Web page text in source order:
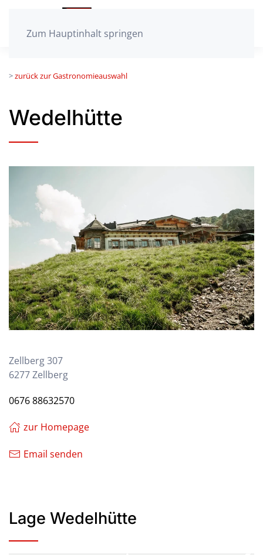
Zum Hauptinhalt springen
>zurück zur Gastronomieauswahl
Wedelhütte
Zellberg 307
6277 Zellberg
0676 88632570
zur Homepage
Email senden
Lage Wedelhütte